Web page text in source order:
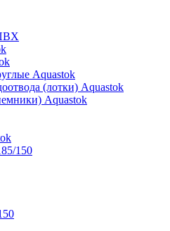
Aquastok
(лотки) Aquastok
Aquastok
150